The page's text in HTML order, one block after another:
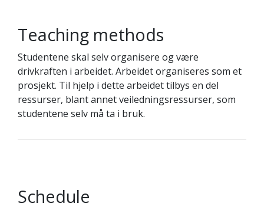
Teaching methods
Studentene skal selv organisere og være
drivkraften i arbeidet. Arbeidet organiseres som et
prosjekt. Til hjelp i dette arbeidet tilbys en del
ressurser, blant annet veiledningsressurser, som
studentene selv må ta i bruk.
Schedule